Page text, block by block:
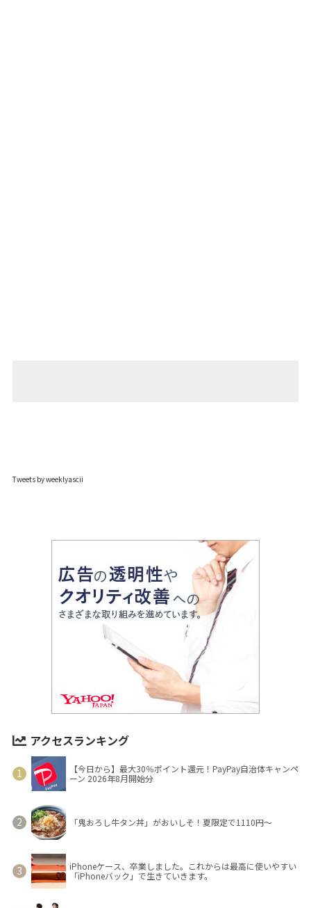
Tweets by weeklyascii
アクセスランキング
【今日から】最大30％ポイント還元！PayPay自治体キャンペ
ーン 2026年8月開始分
「鬼おろし牛タン丼」がおいしそ！夏限定で1110円～
iPhoneケース、卒業しました。これからは最高に使いやすい
「iPhoneバック」で生きていきます。